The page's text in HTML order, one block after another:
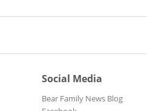
Social Media
Bear Family News Blog